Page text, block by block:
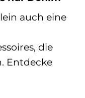
auch eine
die
Entdecke